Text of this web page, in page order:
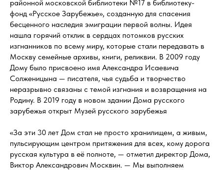
районной московской библиотеки №17 в библиотеку-
фонд «Русское Зарубежье», созданную для спасения
бесценного наследия эмиграции первой волны. Идея
нашла горячий отклик в сердцах потомков русских
изгнанников по всему миру, которые стали передавать в
Москву семейные архивы, книги, реликвии. В 2009 году
Дому было присвоено имя Александра Исаевича
Солженицына — писателя, чья судьба и творчество
неразрывно связаны с темой изгнания и возвращения на
Родину. В 2019 году в новом здании Дома русского
зарубежья открыт Музей русского зарубежья
«За эти 30 лет Дом стал не просто хранилищем, а живым,
пульсирующим центром притяжения для всех, кому дорога
русская культура в её полноте, — отметил директор Дома,
Виктор Александрович Москвин. — Мы выполняем